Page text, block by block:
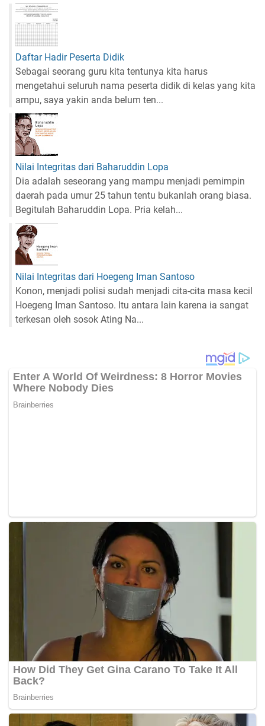
Daftar Hadir Peserta Didik
Sebagai seorang guru kita tentunya kita harus
mengetahui seluruh nama peserta didik di kelas yang kita
ampu, saya yakin anda belum ten...
Nilai Integritas dari Baharuddin Lopa
Dia adalah seseorang yang mampu menjadi pemimpin
daerah pada umur 25 tahun tentu bukanlah orang biasa.
Begitulah Baharuddin Lopa. Pria kelah...
Nilai Integritas dari Hoegeng Iman Santoso
Konon, menjadi polisi sudah menjadi cita-cita masa kecil
Hoegeng Iman Santoso. Itu antara lain karena ia sangat
terkesan oleh sosok Ating Na...